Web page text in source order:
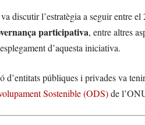
discutir l’estratègia a seguir entre
participativa, entre altres
d’aquesta iniciativa.
d’entitats públiques i privades va
Sostenible (ODS)de